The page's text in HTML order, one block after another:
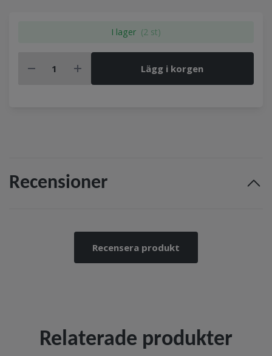
I lager (2 st)
Lägg i korgen
Recensioner
Recensera produkt
Relaterade produkter